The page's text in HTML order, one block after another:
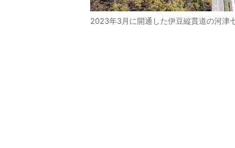
2023年3月に開通した伊豆縦貫道の河津